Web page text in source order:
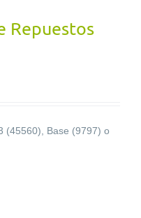
Repuestos
(45560), Base (9797) o